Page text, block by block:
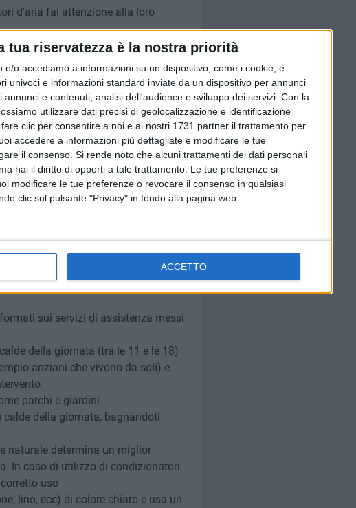
tua riservatezza è la nostra priorità
e/o accediamo a informazioni su un dispositivo, come i cookie, e
univoci e informazioni standard inviate da un dispositivo per annunci
e contenuti, analisi dell'audience e sviluppo dei servizi. Con la
utilizzare dati precisi di geolocalizzazione e identificazione
clic per consentire a noi e ai nostri 1731 partner il trattamento per
accedere a informazioni più dettagliate e modificare le tue
il consenso. Si rende noto che alcuni trattamenti dei dati personali
hai il diritto di opporti a tale trattamento. Le tue preferenze si
modificare le tue preferenze o revocare il consenso in qualsiasi
clic sul pulsante "Privacy" in fondo alla pagina web.
ACCETTO
d'aria fai attenzione alla loro
e piccanti e consumando molta
deperibili perché elevate
patogeni
sui servizi di assistenza messi
di destinazione
della giornata
soli e segnala ai servizi socio-
sui servizi di assistenza messi
della giornata (tra le 11 e le 18)
anziani che vivono da soli) e
parchi e giardini
della giornata, bagnandoti
naturale determina un miglior
In caso di utilizzo di condizionatori
uso
lino, ecc) di colore chiaro e usa un